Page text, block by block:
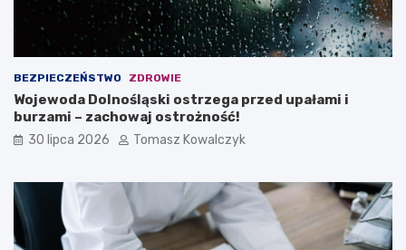
BEZPIECZEŃSTWO ZDROWIE
Wojewoda Dolnośląski ostrzega przed upałami i
burzami – zachowaj ostrożność!
30 lipca 2026 Tomasz Kowalczyk